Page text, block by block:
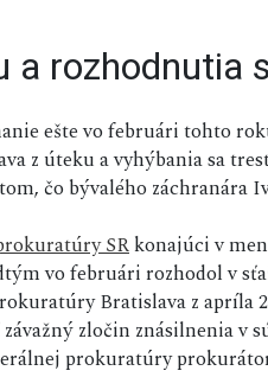
a rozhodnutia
ešte vo februári tohto
z úteku a vyhýbania sa
čo bývalého záchranára
SRkonajúci v
vo februári rozhodol v
Bratislava z apríla
zločin znásilnenia v
prokuratúry